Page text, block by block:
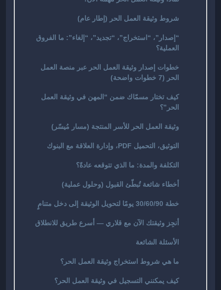
شروط وثيقة العمل الحر (إطار عام)
“إصدار”، “استخراج”، “تجديد”، “إلغاء”: ما الفروق
العملية؟
خطوات إصدار وثيقة العمل الحر عبر منصة العمل
الحر (7 خطوات واضحة)
كيف تختار مسمّاك ضمن “المهن في وثيقة العمل
الحر”؟
وثيقة العمل الحر للأسر المنتجة (مسار مُيسّر)
التوثيق، التحميل PDF، وإدارة العلاقة مع البنوك
التكلفة والمدة: ما الذي تتوقعه عادةً؟
أخطاء شائعة تُبطّئ القبول (وحلول عملية)
خطة 30/60/90 يومًا لتحويل الوثيقة إلى دخل متنامٍ
أنجِز وثيقتك الآن مع قلاري — أسرع طريق للانطلاق
الأسئلة الشائعة
ما هي شروط استخراج وثيقة العمل الحر؟
كيف يمكنني التسجيل في وثيقة العمل الحر؟